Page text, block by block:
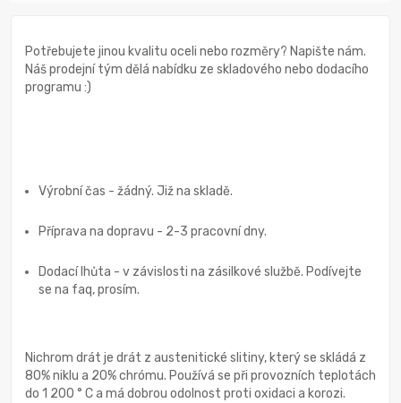
Potřebujete jinou kvalitu oceli nebo rozměry? Napište nám.
Náš prodejní tým dělá nabídku ze skladového nebo dodacího
programu :)
Výrobní čas - žádný. Již na skladě.
Příprava na dopravu - 2-3 pracovní dny.
Dodací lhůta - v závislosti na zásilkové službě. Podívejte
se na faq, prosím.
Nichrom drát je drát z austenitické slitiny, který se skládá z
80% niklu a 20% chrómu. Používá se při provozních teplotách
do 1 200 ° C a má dobrou odolnost proti oxidaci a korozi.